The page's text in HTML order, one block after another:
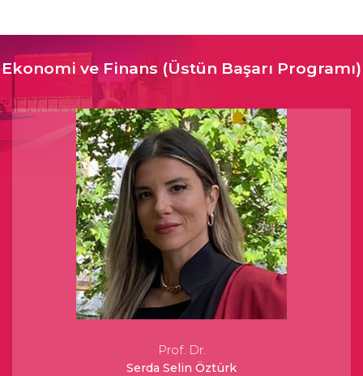
Ekonomi ve Finans (Üstün Başarı Programı)
Prof. Dr.
Serda Selin Öztürk